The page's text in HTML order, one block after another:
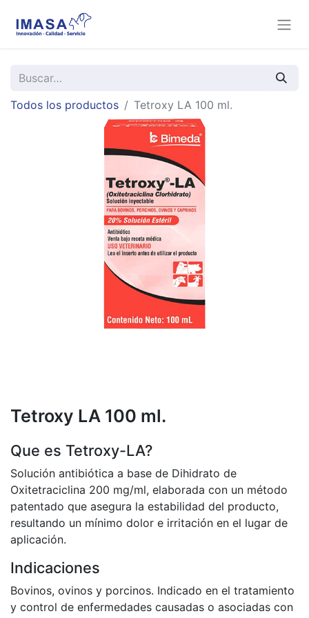
Todos los productos Tetroxy LA 100 ml.
Tetroxy LA 100 ml.
Que es Tetroxy-LA?
Solución antibiótica a base de Dihidrato de
Oxitetraciclina 200 mg/ml, elaborada con un método
patentado que asegura la estabilidad del producto,
resultando un mínimo dolor e irritación en el lugar de
aplicación.
Indicaciones
Bovinos, ovinos y porcinos. Indicado en el tratamiento
y control de enfermedades causadas o asociadas con